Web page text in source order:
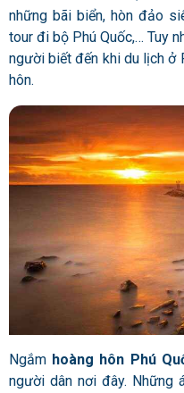
những bãi biển, hòn đảo
tour đi bộ Phú Quốc,… Tuy
người biết đến khi du lịch ở
hôn.
Ngắm hoàng hôn Phú
người dân nơi đây. Những